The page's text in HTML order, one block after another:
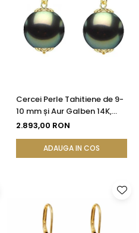
Cercei Perle Tahitiene de 9-
10 mm și Aur Galben 14K,
Forma Rotundă |
2.893,00 RON
ADAUGA IN COS